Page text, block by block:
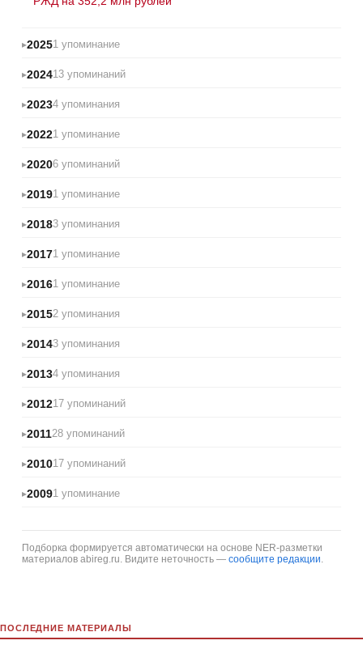
20251 упоминание
202413 упоминаний
20234 упоминания
20221 упоминание
20206 упоминаний
20191 упоминание
20183 упоминания
20171 упоминание
20161 упоминание
20152 упоминания
20143 упоминания
20134 упоминания
201217 упоминаний
201128 упоминаний
201017 упоминаний
20091 упоминание
Подборка формируется автоматически на основе NER-разметки
материалов abireg.ru. Видите неточность — сообщите редакции
ПОСЛЕДНИЕ МАТЕРИАЛЫ